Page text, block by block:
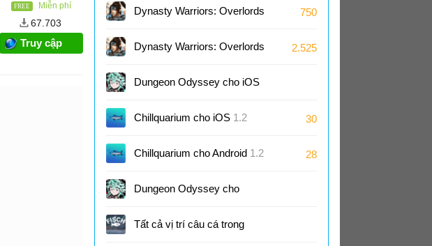
Miễn phí
67.703
Truy cập
Dynasty Warriors: Overlords
cho iOS 1.0
750
Dynasty Warriors: Overlords
cho Android 1.0
2.525
Dungeon Odyssey cho iOS
1.0
Chillquarium cho iOS 1.2 30
Chillquarium cho Android 1.2 28
Dungeon Odyssey cho
Android 1.0
Tất cả vị trí câu cá trong